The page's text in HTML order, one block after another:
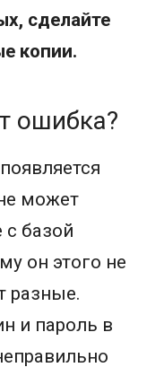
сделайте
копии.
ошибка?
может
с базой
он этого не
разные.
и пароль в